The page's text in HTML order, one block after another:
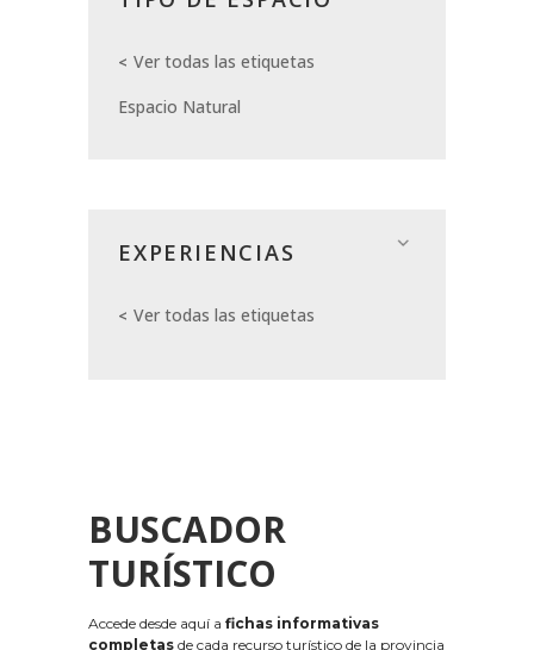
Ver todas las etiquetas
Espacio Natural
EXPERIENCIAS
Ver todas las etiquetas
BUSCADOR
TURÍSTICO
Accede desde aquí a fichas informativas
completas de cada recurso turístico de la provincia